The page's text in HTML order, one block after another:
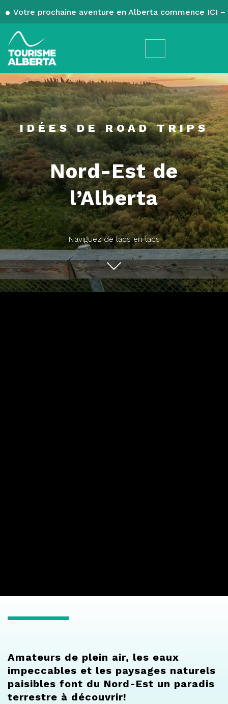
Votre prochaine aventure en Alberta commence ICI
IDÉES DE ROAD TRIPS
Nord-Est de
l’Alberta
Naviguez de lacs en lacs
Amateurs de plein air, les eaux
impeccables et les paysages naturels
paisibles font du Nord-Est un paradis
terrestre à découvrir!